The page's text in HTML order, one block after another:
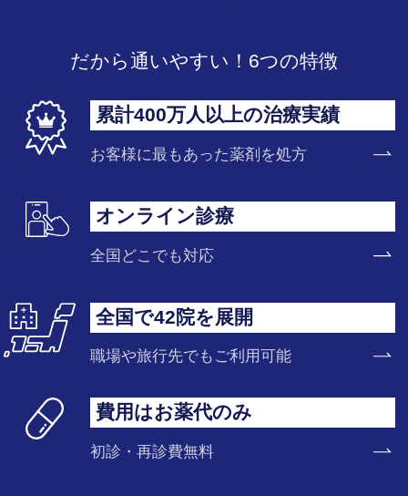
だから通いやすい！6つの特徴
累計400万人以上の治療実績
お客様に最もあった薬剤を処方
オンライン診療
全国どこでも対応
全国で42院を展開
職場や旅行先でもご利用可能
費用はお薬代のみ
初診・再診費無料